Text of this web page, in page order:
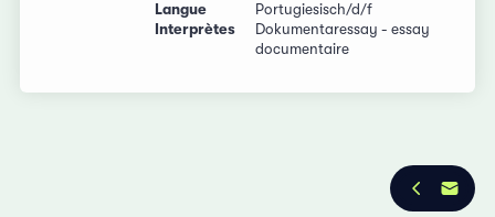
Langue
Portugiesisch/d/f
Interprètes
Dokumentaressay - essay
documentaire